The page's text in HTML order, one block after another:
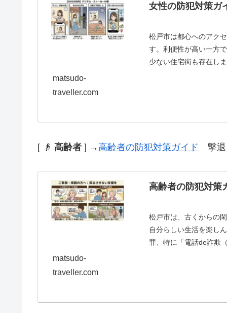
女性の防犯対策ガ
松戸市は都心へのアク
す。利便性が高い一方
少ない住宅街も存在し
matsudo-
traveller.com
[ 👴 高齢者 ] → 高齢者の防犯対策ガイド 撃退
高齢者の防犯対策
松戸市は、古くからの
自分らしい生活を楽し
罪、特に「電話de詐欺
matsudo-
traveller.com